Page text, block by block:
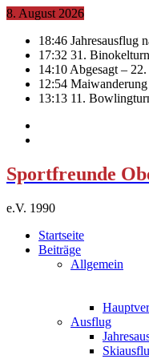
8. August 2026
18:46 Jahresausflug
17:32 31.
14:10 Abgesagt –
12:54
13:13 11.
Sportfreunde
e.V. 1990
Startseite
Beiträge
Allgemein
Ausflug